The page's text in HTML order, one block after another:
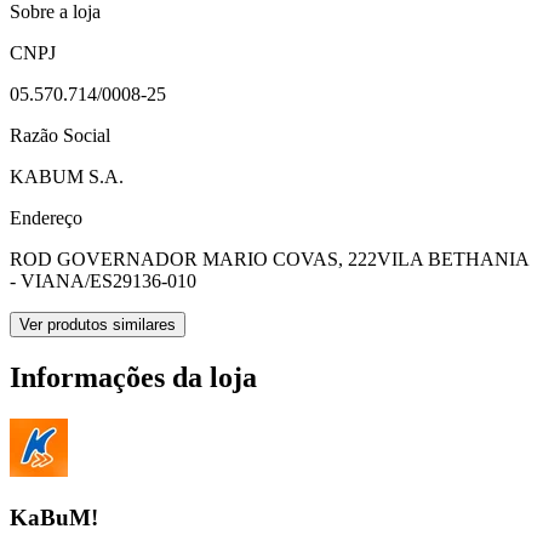
Sobre a loja
CNPJ
05.570.714/0008-25
Razão Social
KABUM S.A.
Endereço
ROD GOVERNADOR MARIO COVAS, 222VILA BETHANIA
- VIANA/ES29136-010
Ver produtos similares
Informações da loja
KaBuM!